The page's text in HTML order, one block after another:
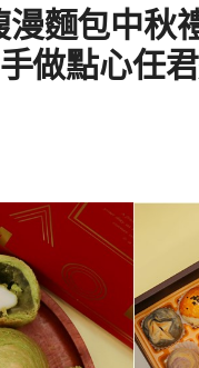
麵包中秋
做點心任